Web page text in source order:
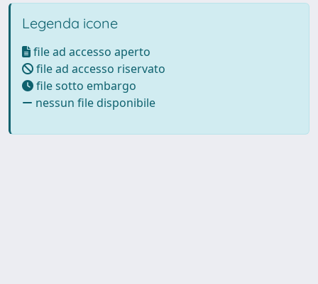
Legenda icone
file ad accesso aperto
file ad accesso riservato
file sotto embargo
nessun file disponibile